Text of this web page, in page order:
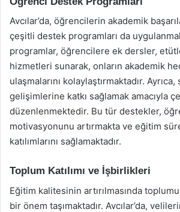
Avcılar’da, öğrencilerin akademik
çeşitli destek programları da
programlar, öğrencilere ek dersler,
hizmetleri sunarak, onların akademik
ulaşmalarını kolaylaştırmaktadır.
gelişimlerine katkı sağlamak amacıyla
düzenlenmektedir. Bu tür destekler,
motivasyonunu artırmakta ve eğitim
katılımlarını sağlamaktadır.
Toplum Katılımı ve İşbirlikleri
Eğitim kalitesinin artırılmasında
bir önem taşımaktadır. Avcılar’da,